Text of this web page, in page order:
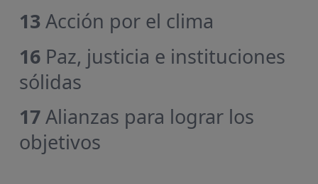
13Acción por el clima
16 Paz, justicia e instituciones
sólidas
17Alianzas para lograr los
objetivos